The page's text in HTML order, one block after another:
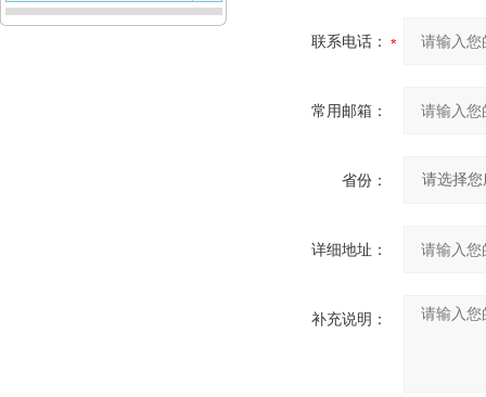
联系电话：
常用邮箱：
省份：
详细地址：
补充说明：